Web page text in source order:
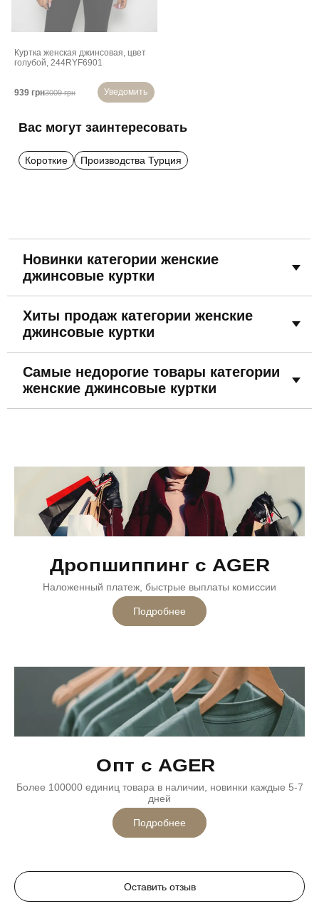
Куртка женская джинсовая, цвет
голубой, 244RYF6901
939 грн3009 грн Уведомить
Вас могут заинтересовать
Короткие Производства Турция
Новинки категории женские
джинсовые куртки
Хиты продаж категории женские
джинсовые куртки
Самые недорогие товары категории
женские джинсовые куртки
Дропшиппинг с AGER
Наложенный платеж, быстрые выплаты комиссии
Подробнее
Опт с AGER
Более 100000 единиц товара в наличии, новинки каждые 5-7
дней
Подробнее
Оставить отзыв